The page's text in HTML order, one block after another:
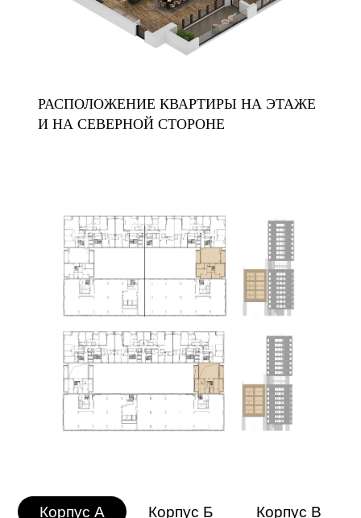
РАСПОЛОЖЕНИЕ КВАРТИРЫ НА ЭТАЖЕ
И НА СЕВЕРНОЙ СТОРОНЕ
Корпус A Корпус Б Корпус В